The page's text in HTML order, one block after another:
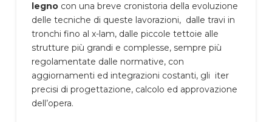
legnocon una breve cronistoria della evoluzione
delle tecniche di queste lavorazioni, dalle travi in
tronchi fino al x-lam, dalle piccole tettoie alle
strutture più grandi e complesse, sempre più
regolamentate dalle normative, con
aggiornamenti ed integrazioni costanti, gli iter
precisi di progettazione, calcolo ed approvazione
dell’opera.